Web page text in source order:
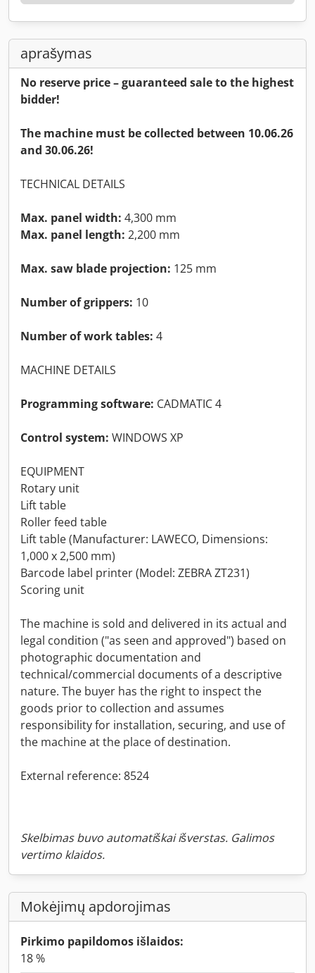
aprašymas
No reserve price – guaranteed sale to the highest
bidder!
The machine must be collected between 10.06.26
and 30.06.26!
TECHNICAL DETAILS
Max. panel width: 4,300 mm
Max. panel length: 2,200 mm
Max. saw blade projection: 125 mm
Number of grippers: 10
Number of work tables: 4
MACHINE DETAILS
Programming software: CADMATIC 4
Control system: WINDOWS XP
EQUIPMENT
Rotary unit
Lift table
Roller feed table
Lift table (Manufacturer: LAWECO, Dimensions:
1,000 x 2,500 mm)
Barcode label printer (Model: ZEBRA ZT231)
Scoring unit
The machine is sold and delivered in its actual and
legal condition ("as seen and approved") based on
photographic documentation and
technical/commercial documents of a descriptive
nature. The buyer has the right to inspect the
goods prior to collection and assumes
responsibility for installation, securing, and use of
the machine at the place of destination.
External reference: 8524
Skelbimas buvo automatiškai išverstas. Galimos
vertimo klaidos.
Mokėjimų apdorojimas
Pirkimo papildomos išlaidos:
18 %